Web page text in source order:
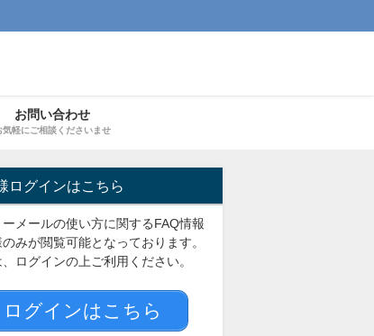
お問い合わせ
気軽にご相談くださいませ
ログインはこちら
ーメールの使い方に関するFAQ情報
みが閲覧可能となっております。
ログインの上ご利用ください。
ログインはこちら